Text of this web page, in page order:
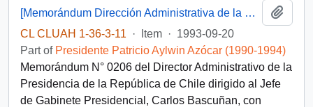
[Memorándum Dirección Administrativa de la Presidencia de la República de Chile]
CL CLUAH 1-36-3-11
· Item · 1993-09-20
Part of Presidente Patricio Aylwin Azócar (1990-1994)
Memorándum N° 0206 del Director Administrativo de la
Presidencia de la República de Chile dirigido al Jefe
de Gabinete Presidencial, Carlos Bascuñan, con